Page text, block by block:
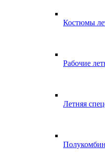
Костюмы
Рабочие
Летняя